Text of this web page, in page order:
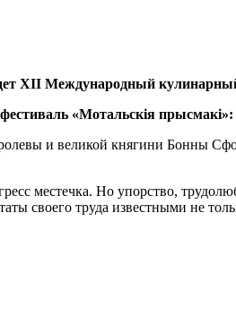
ХII Международный
и великой княгини Бонны
местечка. Но упорство,
своего труда известными не